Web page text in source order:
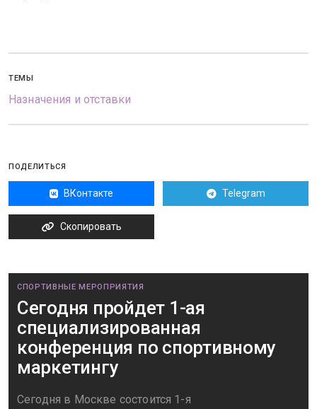
ТЕМЫ
Назначения и отставки
ПОДЕЛИТЬСЯ
ВКонтакте Telegram
Скопировать
СПОРТИВНЫЕ МЕРОПРИЯТИЯ
Сегодня пройдет 1-ая
специализированная
конференция по спортивному
маркетингу
Сегодня в Москве состоится 1-я